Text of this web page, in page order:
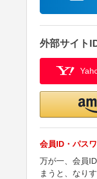
外部サイト
会員ID・パス
万が一、会員
まうと、なり